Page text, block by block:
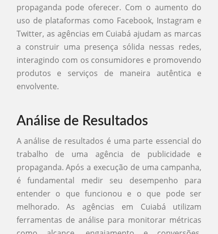
propaganda pode oferecer. Com o aumento do
uso de plataformas como Facebook, Instagram e
Twitter, as agências em Cuiabá ajudam as marcas
a construir uma presença sólida nessas redes,
interagindo com os consumidores e promovendo
produtos e serviços de maneira autêntica e
envolvente.
Análise de Resultados
A análise de resultados é uma parte essencial do
trabalho de uma agência de publicidade e
propaganda. Após a execução de uma campanha,
é fundamental medir seu desempenho para
entender o que funcionou e o que pode ser
melhorado. As agências em Cuiabá utilizam
ferramentas de análise para monitorar métricas